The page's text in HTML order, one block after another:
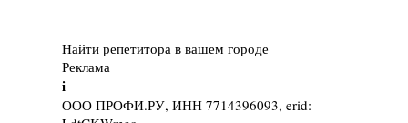
Найти репетитора в вашем городе
Реклама
i
ООО ПРОФИ.РУ, ИНН 7714396093, erid: